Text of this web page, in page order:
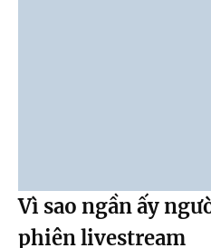
Vì sao ngần ấy
phiên livestream